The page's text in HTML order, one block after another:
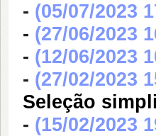
- (05/07/2023
- (27/06/2023
- (12/06/2023
- (27/02/2023
Seleção
- (15/02/2023